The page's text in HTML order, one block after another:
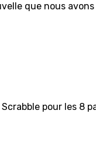
que nous
pour les